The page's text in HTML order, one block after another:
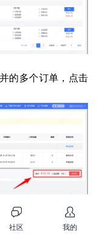
的多个订单，点击
：
社区 我的